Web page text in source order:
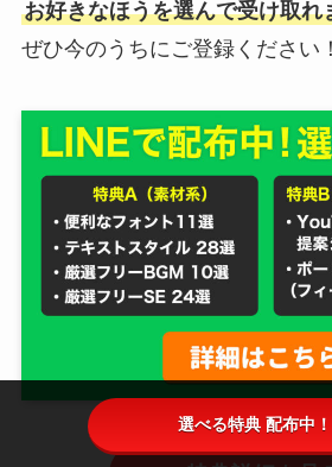
お好きなほうを選んで受け取れ
ぜひ今のうちにご登録ください！
選べる特典 配布中！